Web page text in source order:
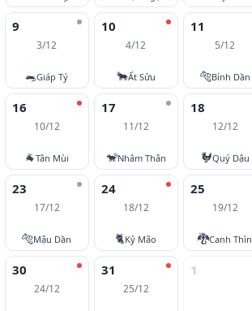
9
3/12
🐀Giáp Tý
10
4/12
🐂Ất Sửu
11
5/12
🐅Bính Dần
16
10/12
🐐Tân Mùi
17
11/12
🐒Nhâm Thân
18
12/12
🐓Quý Dậu
23
17/12
🐅Mậu Dần
24
18/12
🐈Kỷ Mão
25
19/12
🐉Canh Thìn
30
24/12
31
25/12
1